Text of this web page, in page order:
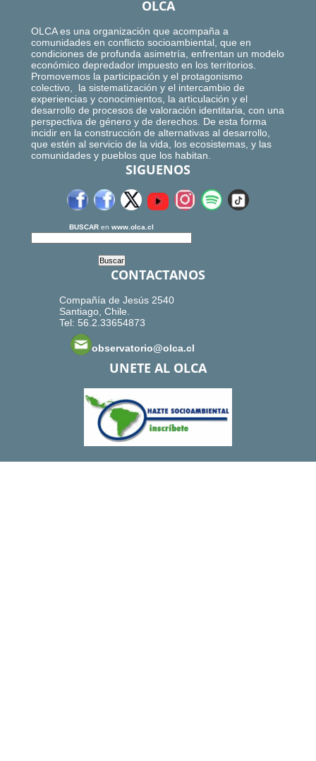
OLCA
OLCA es una organización que acompaña a
comunidades en conflicto socioambiental, que en
condiciones de profunda asimetría, enfrentan un modelo
económico depredador impuesto en los territorios.
Promovemos la participación y el protagonismo
colectivo, la sistematización y el intercambio de
experiencias y conocimientos, la articulación y el
desarrollo de procesos de valoración identitaria, con una
perspectiva de género y de derechos. De esta forma
incidir en la construcción de alternativas al desarrollo,
que estén al servicio de la vida, los ecosistemas, y las
comunidades y pueblos que los habitan.
SIGUENOS
BUSCAR en www.olca.cl
CONTACTANOS
Compañía de Jesús 2540
Santiago, Chile.
Tel: 56.2.33654873
observatorio@olca.cl
UNETE AL OLCA